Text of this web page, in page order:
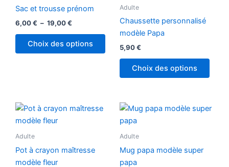
Sac et trousse prénom
6,00€ – 19,00€
à
Choix des options
variations.
options
peuvent
page
produit
Adulte
Chaussette personnalisé
modèle Papa
5,90€
Choix des options
être
la
Adulte
Pot à crayon maîtresse
modèle fleur
Adulte
Mug papa modèle super
papa